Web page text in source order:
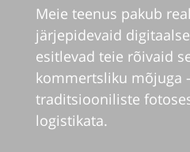
Meie teenus pakub
järjepidevaid
esitlevad teie rõivaid
kommertsliku mõjuga
traditsiooniliste
logistikata.